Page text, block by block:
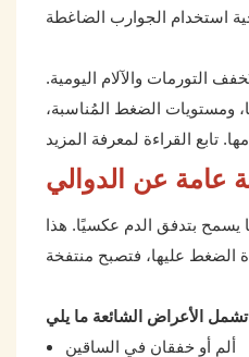
التورمات والآلام اليومية.
ومستويات الضغط المُناسبة،
عامة عن الدوالي
يسمح بتدفق الدم عكسيًا. هذا
ما يلي:
ألم أو خفقان في الساقين